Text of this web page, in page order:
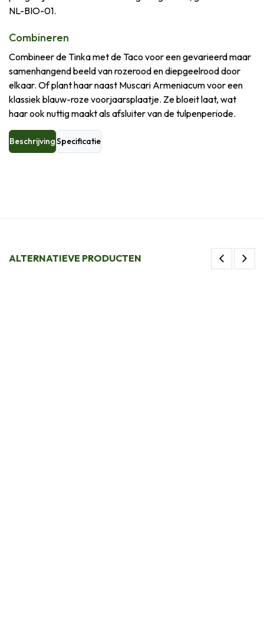
NL-BIO-01.
Combineren
Combineer de Tinka met de Taco voor een gevarieerd maar
samenhangend beeld van rozerood en diepgeelrood door
elkaar. Of plant haar naast Muscari Armeniacum voor een
klassiek blauw-roze voorjaarsplaatje. Ze bloeit laat, wat
haar ook nuttig maakt als afsluiter van de tulpenperiode.
BeschrijvingSpecificatie
ALTERNATIEVE PRODUCTEN